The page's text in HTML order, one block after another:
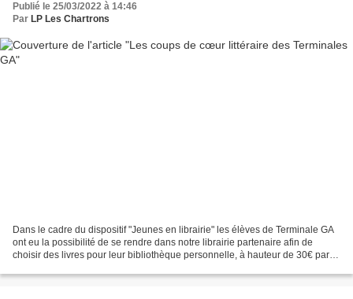
Publié le 25/03/2022 à 14:46
Par LP Les Chartrons
Dans le cadre du dispositif "Jeunes en librairie" les élèves de Terminale GA
ont eu la possibilité de se rendre dans notre librairie partenaire afin de
choisir des livres pour leur bibliothèque personnelle, à hauteur de 30€ par